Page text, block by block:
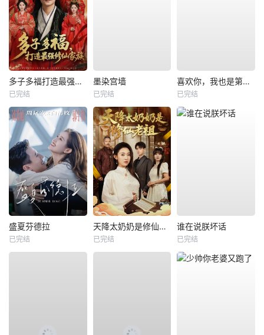
多子多福打造最强修仙家族
已完结
墨染宫墙
已完结
喜欢你，我也是第一部
已完结
盛夏芬德拉
已完结
天降太奶奶是修仙老祖
已完结
谁在说朕坏话
已完结